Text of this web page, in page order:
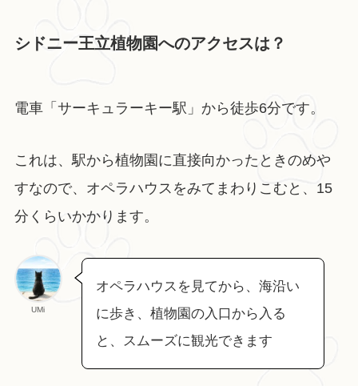
シドニー王立植物園へのアクセスは？
電車「サーキュラーキー駅」から徒歩6分です。
これは、駅から植物園に直接向かったときのめや
すなので、オペラハウスをみてまわりこむと、15
分くらいかかります。
UMi
オペラハウスを見てから、海沿い
に歩き、植物園の入口から入る
と、スムーズに観光できます